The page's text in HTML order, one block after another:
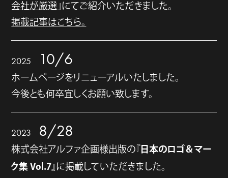
会社が厳選 」にてご紹介いただきました。
掲載記事はこちら。
2025 10/6
ホームページをリニューアルいたしました。
今後とも何卒宜しくお願い致します。
2023 8/28
株式会社アルファ企画様出版の『日本のロゴ＆マー
ク集 Vol.7 』に掲載していただきました。